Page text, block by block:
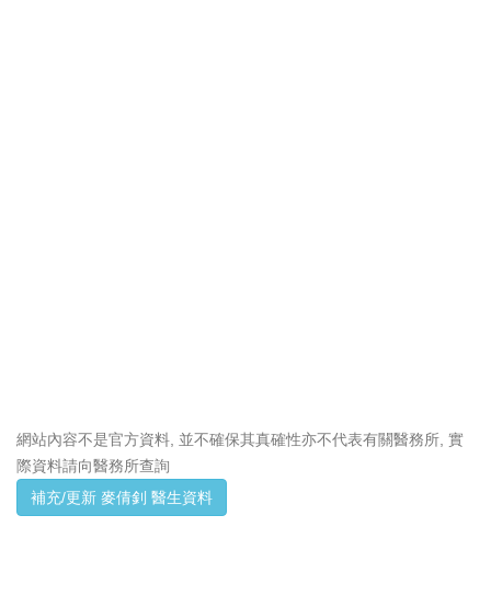
網站內容不是官方資料, 並不確保其真確性亦不代表有關醫務所, 實
際資料請向醫務所查詢
補充/更新 麥倩釗 醫生資料